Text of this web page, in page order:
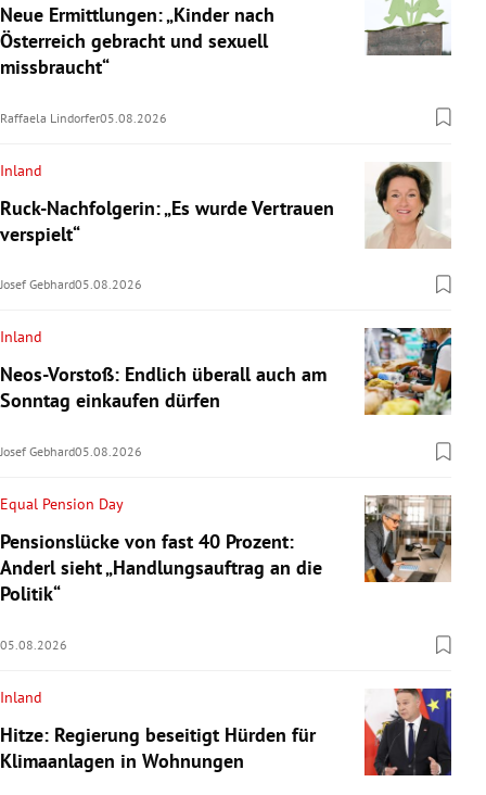
Neue Ermittlungen: „Kinder nach
Österreich gebracht und sexuell
missbraucht“
Raffaela Lindorfer05.08.2026
Inland
Ruck-Nachfolgerin: „Es wurde Vertrauen
verspielt“
Josef Gebhard05.08.2026
Inland
Neos-Vorstoß: Endlich überall auch am
Sonntag einkaufen dürfen
Josef Gebhard05.08.2026
Equal Pension Day
Pensionslücke von fast 40 Prozent:
Anderl sieht „Handlungsauftrag an die
Politik“
05.08.2026
Inland
Hitze: Regierung beseitigt Hürden für
Klimaanlagen in Wohnungen